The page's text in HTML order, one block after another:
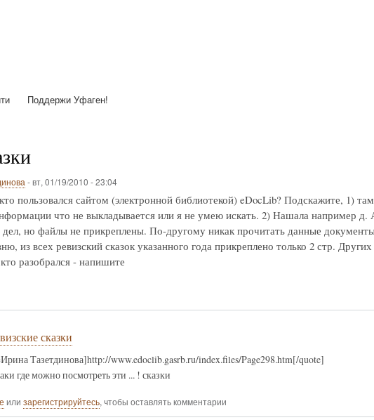
Поддержи Уфаген!
-вт, 01/19/2010 - 23:04
пользовался сайтом (электронной библиотекой) eDocLib? Подскажите, 1)
что не выкладывается или я не умею искать. 2) Нашала например
но файлы не прикреплены. По-другому никак прочитать данные
из всех ревизский сказок указанного года прикреплено только 2 стр.
разобрался - напишите
сказки
Тазетдинова]http://www.edoclib.gasrb.ru/index.files/Page298.htm[/quote]
где можно посмотреть эти ... ! сказки
или зарегистрируйтесь, чтобы оставлять комментарии